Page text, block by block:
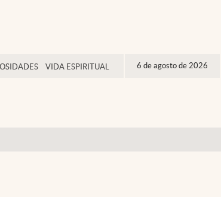
VIDA ESPIRITUAL 6 de agosto de 2026